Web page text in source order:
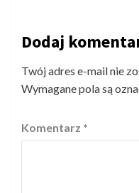
Dodaj
Twój adres e-mail nie
Wymagane pola są
Komentarz *